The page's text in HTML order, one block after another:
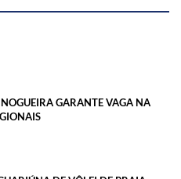
GARANTE VAGA NA